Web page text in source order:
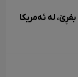
لە ئەمریکا